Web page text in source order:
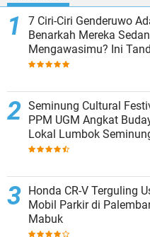
7 Ciri-Ciri Genderuwo
Benarkah Mereka
Mengawasimu? Ini
Sering Diabaikan
Seminung Cultural
PPM UGM Angkat
Lokal Lumbok
Honda CR-V Terguling
Mobil Parkir di
Mabuk